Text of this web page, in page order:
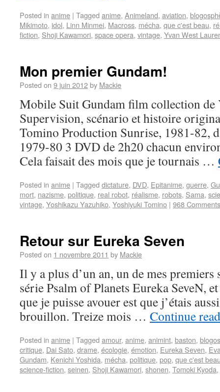
Posted in anime | Tagged anime, Animeland, aviation,
Mikimoto, idol, Linn Minmei, Macross, mécha, que c'est beau,
fiction, Shoji Kawamori, space opera, vintage, Yvan West
Mon premier Gundam!
Posted on 9 juin 2012by Mackie
Mobile Suit Gundam film collection de
Supervision, scénario et histoire
Tomino Production Sunrise, 1981-82,
1979-80 3 DVD de 2h20 chacun
Cela faisait des mois que je tournais …
Posted in anime | Tagged dictature, DVD, Epitanime, guerre,
mort, nazisme, politique, real robot, réalisme, robots, Sama,
vintage, Yoshikazu Yazuhiko, Yoshiyuki Tomino | 968 Comments
Retour sur Eureka Seven
Posted on 1 novembre 2011 by Mackie
Il y a plus d’un an, un de mes
série Psalm of Planets Eureka SeveN,
que je puisse avouer est que j’étais
brouillon. Treize mois … Continue
Posted in anime | Tagged amour, anime, animint, baston,
critique, Dai Sato, drame, écologie, émotion, Eureka Seven,
Gundam, Kenichi Yoshida, mécha, politique, pop, que c'est
science-fiction, seinen, Shoji Kawamori, shonen, Tomoki Kyoda,